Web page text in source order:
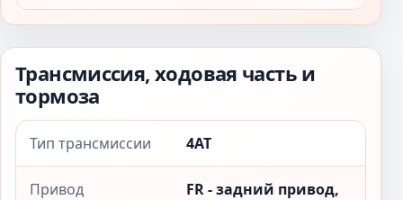
Трансмиссия, ходовая часть и
тормоза
Тип трансмиссии 4AT
Привод
FR - задний привод,